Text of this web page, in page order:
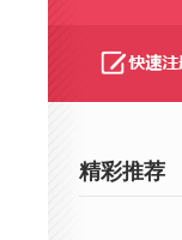
精彩推荐